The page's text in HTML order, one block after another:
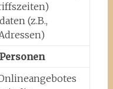
(z.B.,